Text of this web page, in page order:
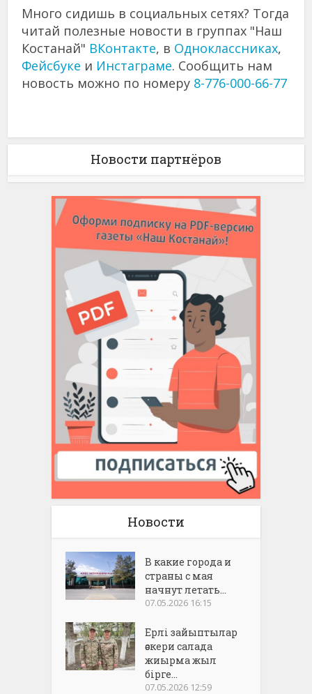
Много сидишь в социальных сетях? Тогда
читай полезные новости в группах "Наш
Костанай" ВКонтакте, в Одноклассниках,
Фейсбуке и Инстаграме. Сообщить нам
новость можно по номеру 8-776-000-66-77
Новости партнёров
Новости
В какие города и
страны с мая
начнут летать...
07.05.2026 16:15
Ерлі зайыптылар
әскери салада
жиырма жыл
бірге...
07.05.2026 12:59